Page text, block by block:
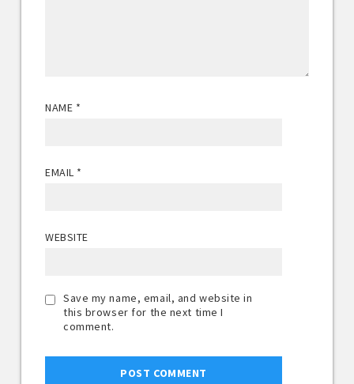
NAME *
EMAIL *
WEBSITE
Save my name, email, and website in
this browser for the next time I
comment.